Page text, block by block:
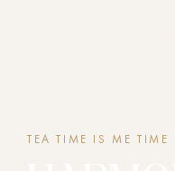
TEA TIME IS ME TIME